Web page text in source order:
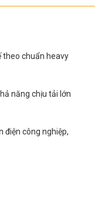
theo chuẩn heavy
năng chịu tải lớn
điện công nghiệp,